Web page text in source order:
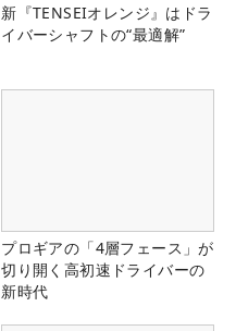
新『TENSEIオレンジ』はドラ
イバーシャフトの“最適解”
プロギアの「4層フェース」が
切り開く高初速ドライバーの
新時代